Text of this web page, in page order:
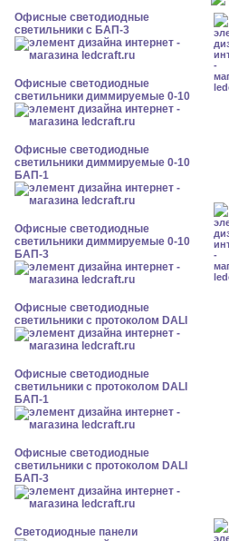
Офисные светодиодные
светильники с БАП-3
Офисные светодиодные
светильники диммируемые 0-10
Офисные светодиодные
светильники диммируемые 0-10
БАП-1
Офисные светодиодные
светильники диммируемые 0-10
БАП-3
Офисные светодиодные
светильники с протоколом DALI
Офисные светодиодные
светильники с протоколом DALI
БАП-1
Офисные светодиодные
светильники с протоколом DALI
БАП-3
Cветодиодные панели